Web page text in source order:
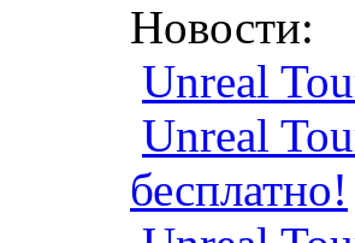
Новости:
Unreal
Unreal
бесплатно!